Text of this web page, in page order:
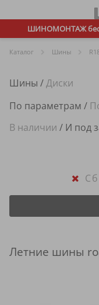
ШИНОМОНТАЖ
Каталог Шины R
Шины /Диски
По параметрам /
В наличии / И под
Летние шины